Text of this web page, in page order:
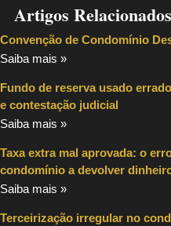
Artigos
Convenção de Condomínio
Saiba mais »
Fundo de reserva usado
e contestação judicial
Saiba mais »
Taxa extra mal aprovada: o
condomínio a devolver
Saiba mais »
Terceirização irregular no